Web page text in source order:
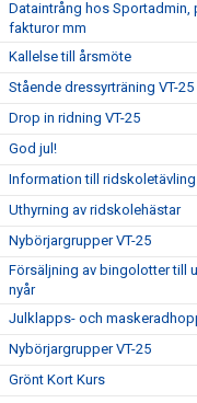
Dataintrång hos Sportadmin,
fakturor mm
Kallelse till årsmöte
Stående dressyrträning VT-25
Drop in ridning VT-25
God jul!
Information till
Uthyrning av ridskolehästar
Nybörjargrupper VT-25
Försäljning av bingolotter till
nyår
Julklapps- och
Nybörjargrupper VT-25
Grönt Kort Kurs